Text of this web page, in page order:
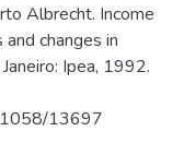
Albrecht. Income
changes in
Ipea, 1992.
13697